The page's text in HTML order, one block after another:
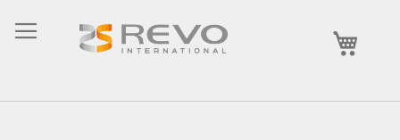
to
Content